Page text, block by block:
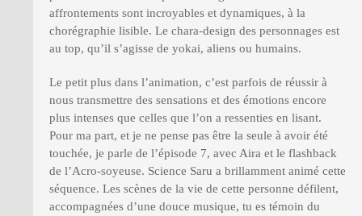
affrontements sont incroyables et dynamiques, à la
chorégraphie lisible. Le chara-design des personnages est
au top, qu’il s’agisse de yokai, aliens ou humains.
Le petit plus dans l’animation, c’est parfois de réussir à
nous transmettre des sensations et des émotions encore
plus intenses que celles que l’on a ressenties en lisant.
Pour ma part, et je ne pense pas être la seule à avoir été
touchée, je parle de l’épisode 7, avec Aira et le flashback
de l’Acro-soyeuse. Science Saru a brillamment animé cette
séquence. Les scènes de la vie de cette personne défilent,
accompagnées d’une douce musique, tu es témoin du